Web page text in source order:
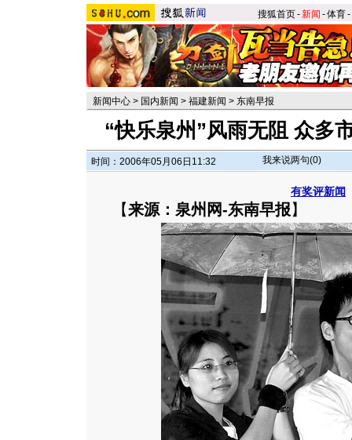
搜狐首页-新闻 -体育-
新闻中心 > 国内新闻 > 福建新闻 > 东南早报
“快乐泉州”风雨无阻 众多
时间：2006年05月06日11:32 我来说两句(0)
有奖评新闻
【来源：泉州网-东南早报】